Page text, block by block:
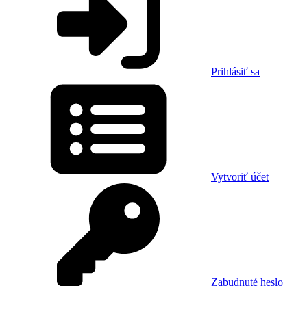
Prihlásiť sa
Vytvoriť účet
Zabudnuté heslo